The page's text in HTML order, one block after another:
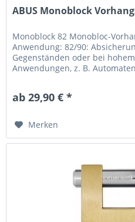
ABUS Monoblock
Monoblock 82 Monobloc-
Anwendung: 82/90:
Gegenständen oder bei
Anwendungen, z. B.
ab 29,90 € *
Merken